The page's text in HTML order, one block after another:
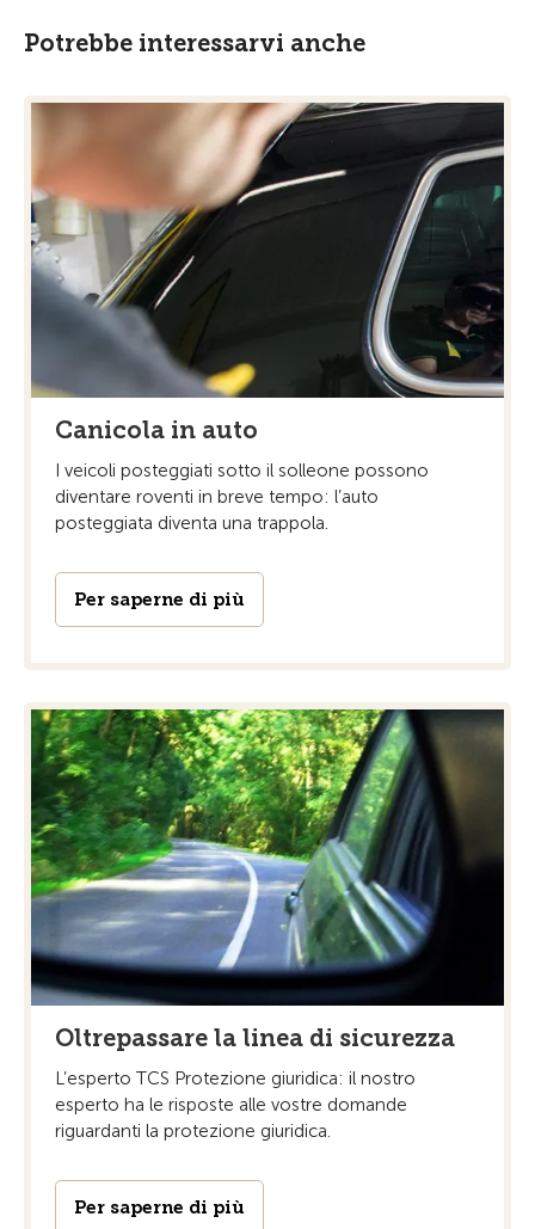
Potrebbe interessarvi anche
Canicola in auto
I veicoli posteggiati sotto il solleone possono
diventare roventi in breve tempo: l’auto
posteggiata diventa una trappola.
Per saperne di più
Oltrepassare la linea di sicurezza
L’esperto TCS Protezione giuridica: il nostro
esperto ha le risposte alle vostre domande
riguardanti la protezione giuridica.
Per saperne di più